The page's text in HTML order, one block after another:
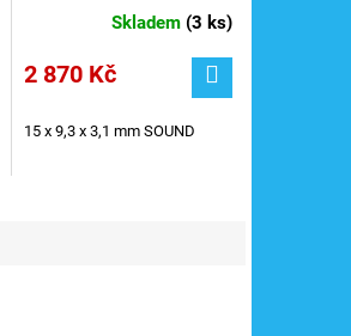
Skladem (3 ks)
2 870 Kč
15 x 9,3 x 3,1 mm SOUND